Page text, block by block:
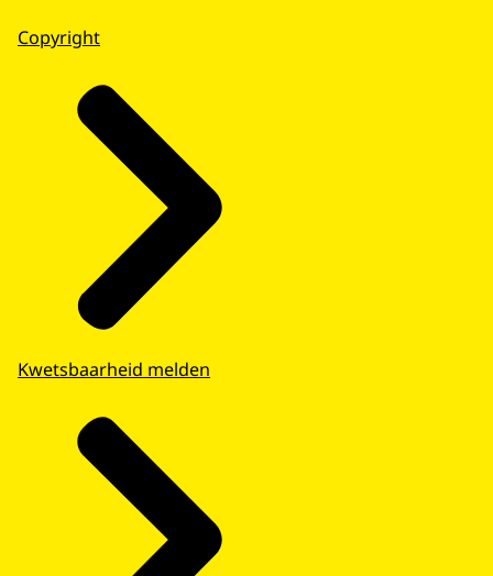
Copyright
Kwetsbaarheid melden